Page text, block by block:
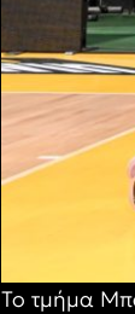
Το τμήμα